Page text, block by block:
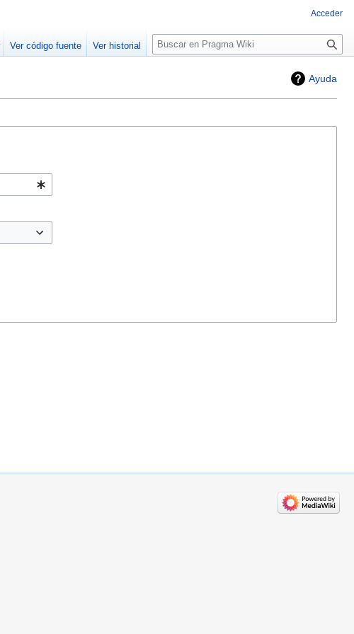
Ayuda
Acceder
Ver código fuente Ver historial
Buscar